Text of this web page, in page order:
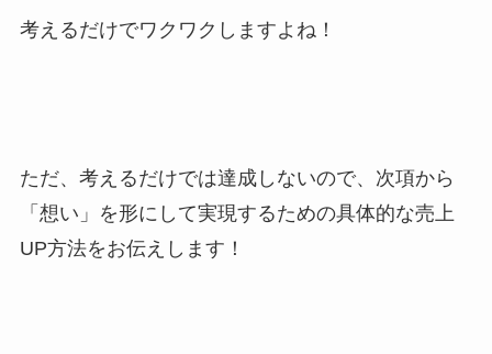
考えるだけでワクワクしますよね！
ただ、考えるだけでは達成しないので、次項から
「想い」を形にして実現するための具体的な売上
UP方法をお伝えします！